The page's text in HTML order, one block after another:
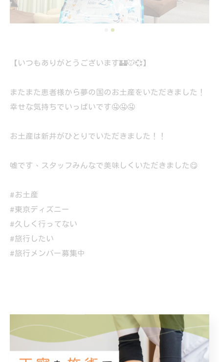
【いつもありがとうございます🏰🐭💞】
またまた患者様から夢の国のお土産をいただきました！
幸せな気持ちでいっぱいです🤤🤤🤤
お土産は新井がひとりでいただきました！！
嘘です、スタッフみんなで美味しくいただきました😋
#お土産
#東京ディズニー
#久しく行ってない
#旅行したい
#旅行メンバー募集中
< 前のページ 次のページ >